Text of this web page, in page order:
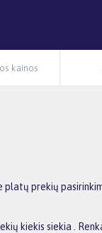
kainos
prekių
kiekis siekia .